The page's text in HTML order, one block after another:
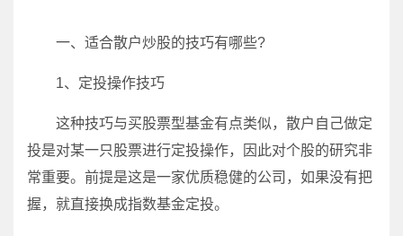
一、适合散户炒股的技巧有哪些?
1、定投操作技巧
这种技巧与买股票型基金有点类似，散户自己做定
投是对某一只股票进行定投操作，因此对个股的研究非
常重要。前提是这是一家优质稳健的公司，如果没有把
握，就直接换成指数基金定投。